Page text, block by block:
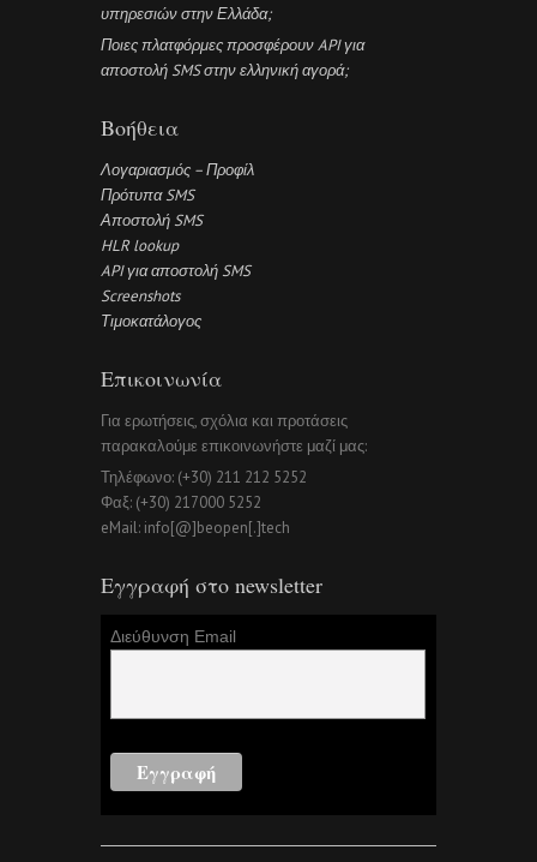
υπηρεσιών στην Ελλάδα;
Ποιες πλατφόρμες προσφέρουν API για
αποστολή SMS στην ελληνική αγορά;
Βοήθεια
Λογαριασμός – Προφίλ
Πρότυπα SMS
Αποστολή SMS
HLR lookup
API για αποστολή SMS
Screenshots
Τιμοκατάλογος
Επικοινωνία
Για ερωτήσεις, σχόλια και προτάσεις
παρακαλούμε επικοινωνήστε μαζί μας:
Τηλέφωνο: (+30) 211 212 5252
Φαξ: (+30) 217000 5252
eMail: info[@]beopen[.]tech
Εγγραφή στο newsletter
Διεύθυνση Email